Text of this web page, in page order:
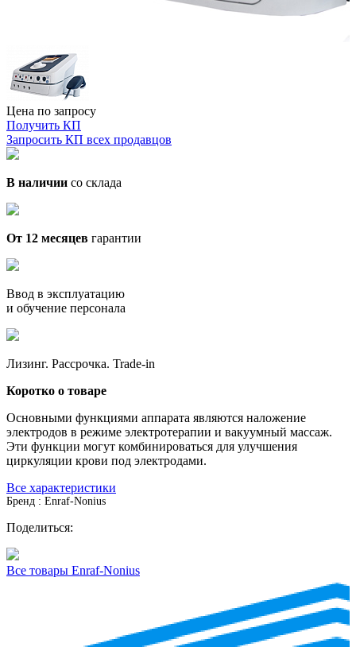
Цена по запросу
Получить КП
Запросить КП всех продавцов
В наличии со склада
От 12 месяцев гарантии
Ввод в эксплуатацию
и обучение персонала
Лизинг. Рассрочка. Trade-in
Коротко о товаре
Основными функциями аппарата являются наложение
электродов в режиме электротерапии и вакуумный массаж.
Эти функции могут комбинироваться для улучшения
циркуляции крови под электродами.
Все характеристики
Бренд : Enraf-Nonius
Поделиться:
Все товары Enraf-Nonius